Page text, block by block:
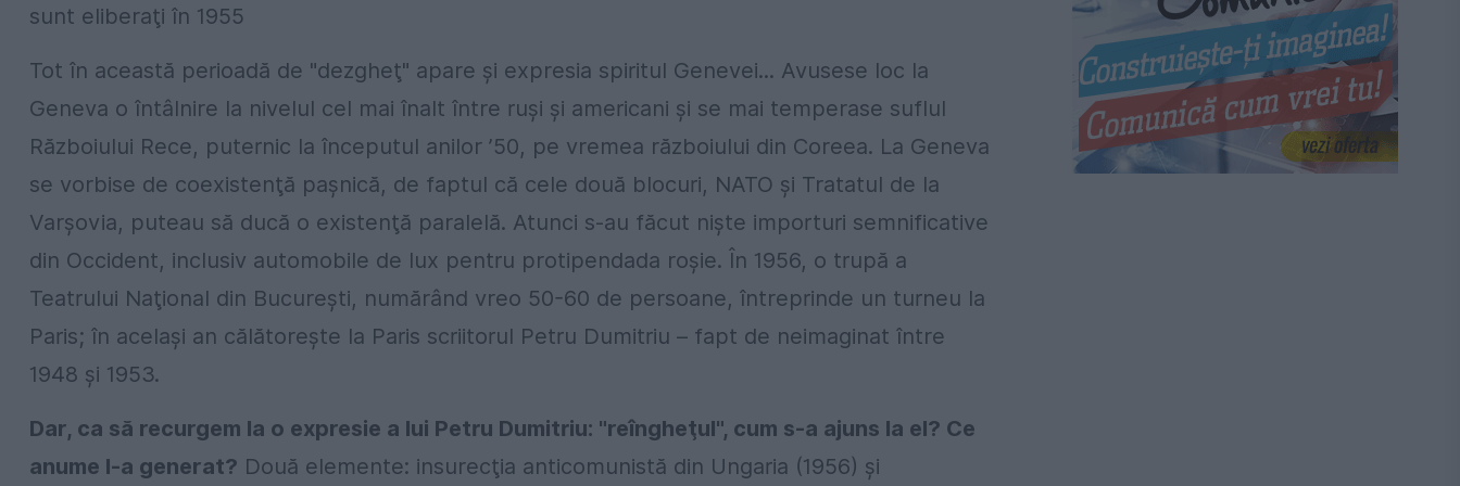
sunt eliberaţi în 1955
Tot în această perioadă de "dezgheţ" apare şi expresia spiritul Genevei... Avusese loc la
Geneva o întâlnire la nivelul cel mai înalt între ruşi şi americani şi se mai temperase suflul
Războiului Rece, puternic la începutul anilor ’50, pe vremea războiului din Coreea. La Geneva
se vorbise de coexistenţă paşnică, de faptul că cele două blocuri, NATO şi Tratatul de la
Varşovia, puteau să ducă o existenţă paralelă. Atunci s-au făcut nişte importuri semnificative
din Occident, inclusiv automobile de lux pentru protipendada roşie. În 1956, o trupă a
Teatrului Naţional din Bucureşti, numărând vreo 50-60 de persoane, întreprinde un turneu la
Paris; în acelaşi an călătoreşte la Paris scriitorul Petru Dumitriu – fapt de neimaginat între
1948 şi 1953.
Dar, ca să recurgem la o expresie a lui Petru Dumitriu: "reîngheţul", cum s-a ajuns la el? Ce
anume l-a generat? Două elemente: insurecţia anticomunistă din Ungaria (1956) şi